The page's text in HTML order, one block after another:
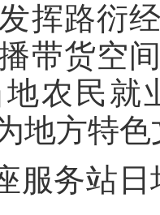
挥路衍
带货空
农民就
地方特
服务站